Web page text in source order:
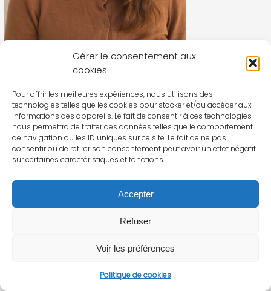
Gérer le consentement aux
cookies
Pour offrir les meilleures expériences, nous utilisons des
technologies telles que les cookies pour stocker et/ou accéder aux
informations des appareils. Le fait de consentir à ces technologies
nous permettra de traiter des données telles que le comportement
de navigation ou les ID uniques sur ce site. Le fait de ne pas
consentir ou de retirer son consentement peut avoir un effet négatif
sur certaines caractéristiques et fonctions.
Accepter
Refuser
Voir les préférences
Politique de cookies